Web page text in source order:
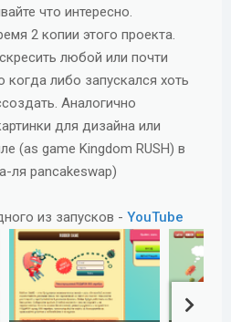
что интересно.
2 копии этого проекта.
любой или почти
когда либо запускался хоть
Аналогично
для дизайна или
(as game Kingdom RUSH) в
ля pancakeswap)
из запусков - YouTube